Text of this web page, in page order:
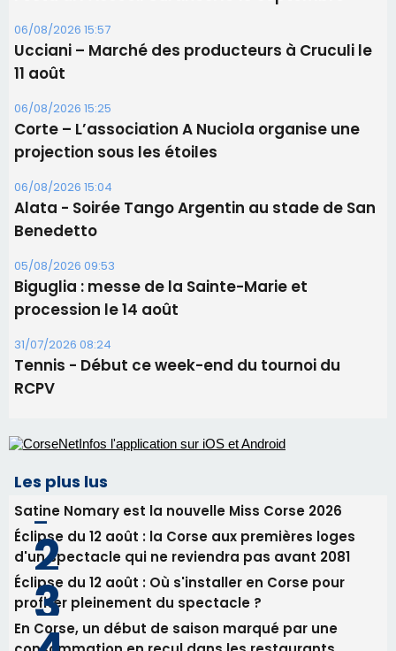
Les brèves
09/08/2026 11:04
Festa di l’Associi Curtinesi le 13 septembre
06/08/2026 15:57
Ucciani – Marché des producteurs à Cruculi le
11 août
06/08/2026 15:25
Corte – L’association A Nuciola organise une
projection sous les étoiles
06/08/2026 15:04
Benedetto
05/08/2026 09:53
Biguglia : messe de la Sainte-Marie et
procession le 14 août
31/07/2026 08:24
Tennis - Début ce week-end du tournoi du
RCPV